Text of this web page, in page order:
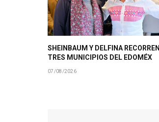
SHEINBAUM Y DELFINA RECORREN
TRES MUNICIPIOS DEL EDOMÉX
07/08/2026